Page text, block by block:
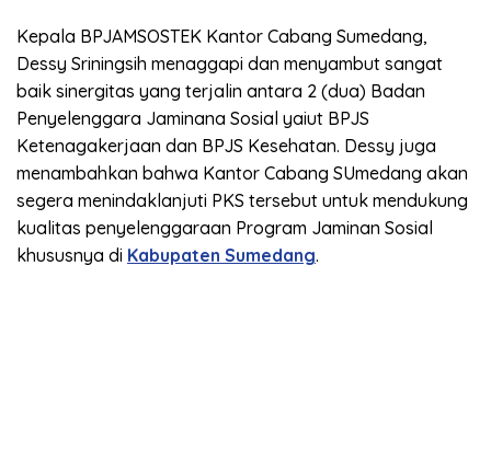
Kepala BPJAMSOSTEK Kantor Cabang Sumedang,
Dessy Sriningsih menaggapi dan menyambut sangat
baik sinergitas yang terjalin antara 2 (dua) Badan
Penyelenggara Jaminana Sosial yaiut BPJS
Ketenagakerjaan dan BPJS Kesehatan. Dessy juga
menambahkan bahwa Kantor Cabang SUmedang akan
segera menindaklanjuti PKS tersebut untuk mendukung
kualitas penyelenggaraan Program Jaminan Sosial
khususnya di Kabupaten Sumedang.